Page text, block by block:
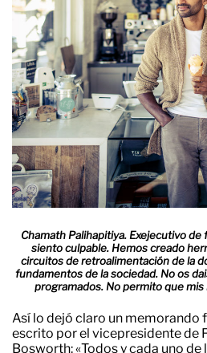
Chamath Palihapitiya. Exejecutivo
siento culpable. Hemos creado
circuitos de retroalimentación de la
fundamentos de la sociedad. No os
programados. No permito que mis
Así lo dejó claro un memorando
escrito por el vicepresidente de
Bosworth: «Todos y cada uno